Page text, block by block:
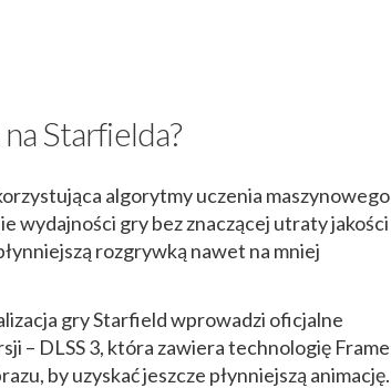
Starfielda?
algorytmy uczenia maszynowego
wydajności gry bez znaczącej utraty jakości
rozgrywką nawet na mniej
gry Starfield wprowadzi oficjalne
– DLSS 3, która zawiera technologię Frame
by uzyskać jeszcze płynniejszą animację.